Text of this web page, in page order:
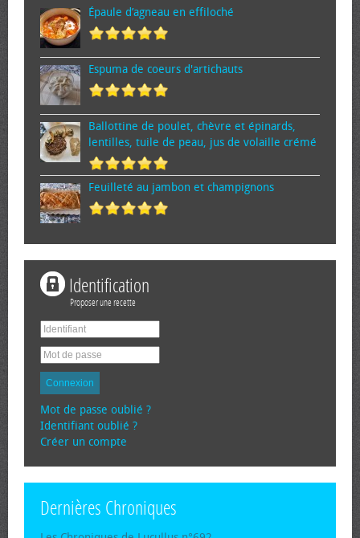
Épaule d’agneau en effiloché
Espuma de cœurs d'artichauts
Ballottine de poulet, chèvre et épinards,
lentilles, tuile de peau, jus de volaille crémé
Feuilleté au jambon et champignons
Identification
Proposer une recette
Connexion
Mot de passe oublié ?
Identifiant oublié ?
Créer un compte
Dernières Chroniques